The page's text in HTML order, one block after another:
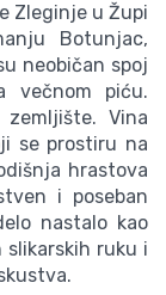
Zleginje u Župi
Botunjac,
neobičan spoj
večnom piću.
Vina
se prostiru na
hrastova
i poseban
nastalo kao
ruku i